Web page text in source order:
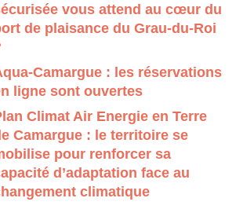
vous attend au cœur du
de plaisance du Grau-du-Roi
Camargue : les réservations
ligne sont ouvertes
Climat Air Energie en Terre
Camargue : le territoire se
pour renforcer sa
d’adaptation face au
climatique